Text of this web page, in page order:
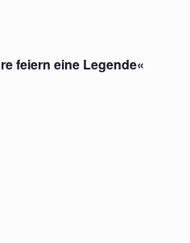
feiern eine Legende«